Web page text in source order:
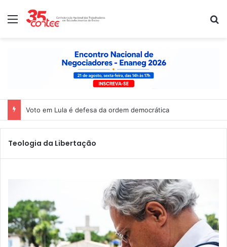
Menu
Voto em Lula é defesa da ordem democrática
Teologia da Libertação